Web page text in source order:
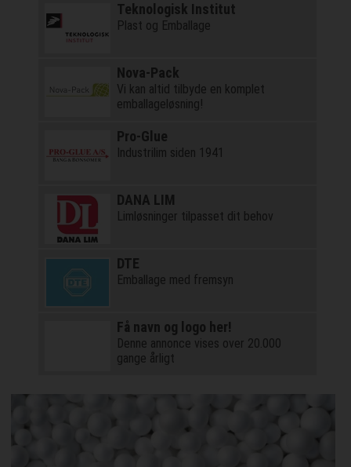
Teknologisk Institut
Plast og Emballage
Nova-Pack
Vi kan altid tilbyde en komplet
emballageløsning!
Pro-Glue
Industrilim siden 1941
DANA LIM
Limløsninger tilpasset dit behov
DTE
Emballage med fremsyn
Få navn og logo her!
Denne annonce vises over 20.000
gange årligt